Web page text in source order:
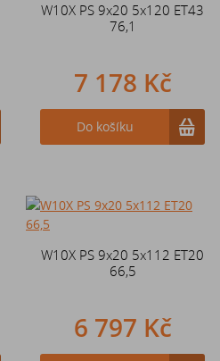
W10X PS 9x20 5x120 ET43
76,1
7 178 Kč
Do košíku
W10X PS 9x20 5x112 ET20
66,5
6 797 Kč